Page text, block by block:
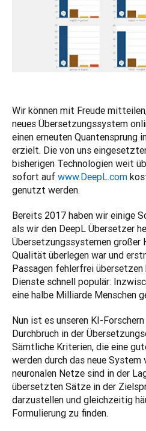
Wir können mit Freude
neues Übersetzungssystem
einen erneuten Quantensprung
erzielt. Die von uns
bisherigen Technologien weit
sofort auf www.DeepL.com
genutzt werden.
Bereits 2017 haben wir einige
als wir den DeepL Übersetzer
Übersetzungssystemen großer
Qualität überlegen war und
Passagen fehlerfrei übersetzen
Dienste schnell populär:
eine halbe Milliarde Menschen
Nun ist es unseren KI-
Durchbruch in der
Sämtliche Kriterien, die eine
werden durch das neue System
neuronalen Netze sind in der
übersetzten Sätze in der
darzustellen und gleichzeitig
Formulierung zu finden.